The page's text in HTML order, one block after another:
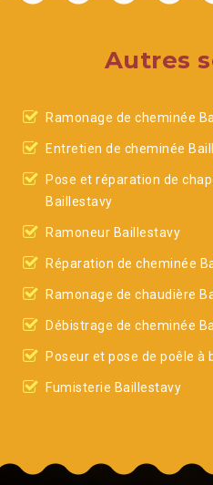
Autres
Ramonage de cheminée
Entretien de cheminée
Pose et réparation de
Baillestavy
Ramoneur Baillestavy
Réparation de cheminée
Ramonage de chaudière
Débistrage de cheminée
Poseur et pose de poêle à
Fumisterie Baillestavy